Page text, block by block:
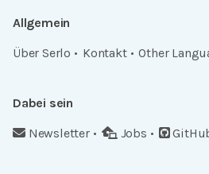
Allgemein
Über Serlo
Kontakt Other
Dabei sein
Newsletter
Jobs